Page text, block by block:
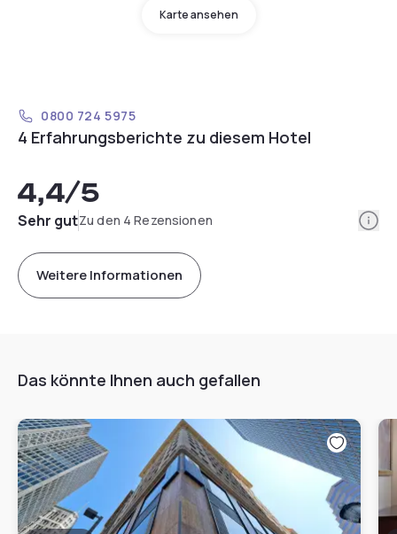
Karte ansehen
0800 724 5975
4 Erfahrungsberichte zu diesem Hotel
4,4/5
Sehr gutZu den 4 Rezensionen
Weitere Informationen
Das könnte Ihnen auch gefallen